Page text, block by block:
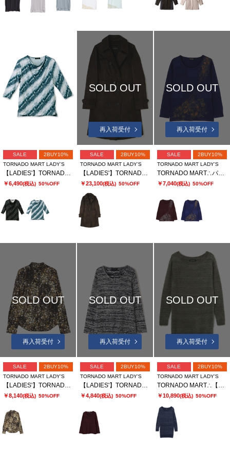
SALE
2BUY10%
TORNADO MART LADY’S
￥6,490(税込) 50%OFF
SOLD OUT
再入荷受付
SALE
2BUY10%
TORNADO MART LADY’S
￥23,100(税込) 50%OFF
SOLD OUT
再入荷受付
SALE
2BUY10%
TORNADO MART LADY’S
TORNADO MART∴パッチワークリンクスプリントカットソー
￥7,040(税込) 50%OFF
SOLD OUT
再入荷受付
SALE
2BUY10%
TORNADO MART LADY’S
【LADIES'】TORNADO MART∴小花ストレッチ プリントシャツ
￥8,140(税込) 50%OFF
SOLD OUT
再入荷受付
SALE
2BUY10%
TORNADO MART LADY’S
【LADIES'】TORNADO MART∴バブリーパイルUネックプルオーバー
￥4,840(税込) 50%OFF
SOLD OUT
再入荷受付
SALE
2BUY10%
TORNADO MART LADY’S
TORNADO MART∴【LADIES'】フェザーヤーンボートネックロングニット
￥10,890(税込) 50%OFF